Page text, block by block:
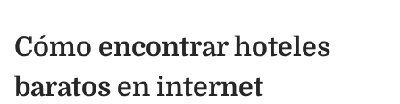
Cómo encontrar hoteles
baratos en internet